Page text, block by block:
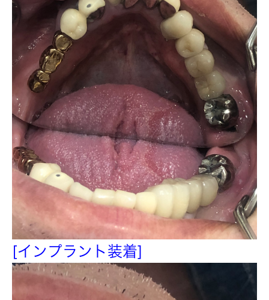
[インプラント装着]